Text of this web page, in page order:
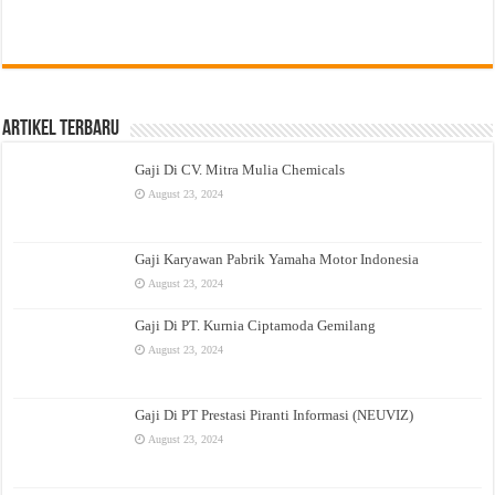
Artikel Terbaru
Gaji Di CV. Mitra Mulia Chemicals
August 23, 2024
Gaji Karyawan Pabrik Yamaha Motor Indonesia
August 23, 2024
Gaji Di PT. Kurnia Ciptamoda Gemilang
August 23, 2024
Gaji Di PT Prestasi Piranti Informasi (NEUVIZ)
August 23, 2024